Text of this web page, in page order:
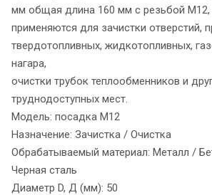
мм общая длина 160 мм с резьбой М12,
применяются для зачистки отверстий,
твердотопливных, жидкотопливных,
нагара,
очистки трубок теплообменников и
труднодоступных мест.
Модель: посадка М12
Назначение: Зачистка / Очистка
Обрабатываемый материал: Металл /
Черная сталь
Диаметр D, Д (мм): 50